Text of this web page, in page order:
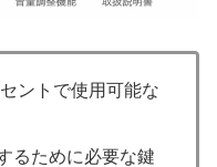
ントで使用可能な
るために必要な鍵